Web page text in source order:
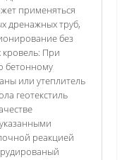
применяться
дренажных труб,
без
кровель: При
бетонному
или утеплитель
геотекстиль
реакцией